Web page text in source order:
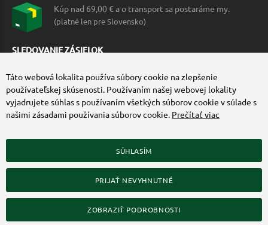
Kúp nad 69,00 € a o transport sa postaráme my.
(platné len pre Slovensko)
SLEDOVANIE ZÁSIELOK
ZÍSKAJTE VIAC O COMMANDO.SK
Upraviť nastavenia Cookies
Táto webová lokalita používa súbory cookie na zlepšenie
používateľskej skúsenosti. Používaním našej webovej lokality
vyjadrujete súhlas s používaním všetkých súborov cookie v súlade s
našimi zásadami používania súborov cookie. Prečítať viac
SÚHLASÍM
PRIJAŤ NEVYHNUTNÉ
ZOBRAZIŤ PODROBNOSTI